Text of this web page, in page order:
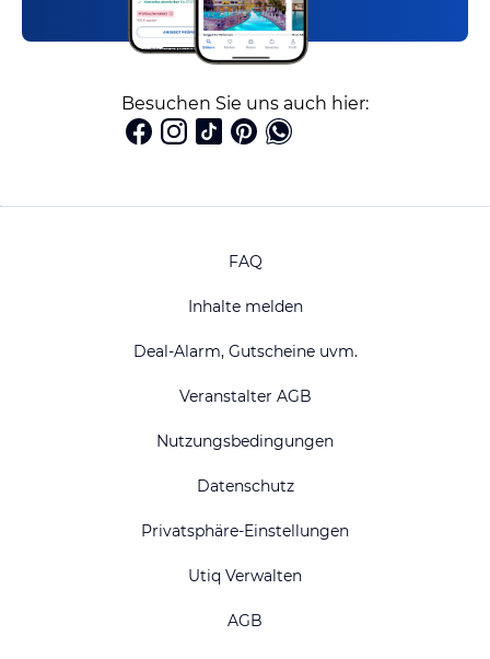
Besuchen Sie uns auch hier:
FAQ
Inhalte melden
Deal-Alarm, Gutscheine uvm.
Veranstalter AGB
Nutzungsbedingungen
Datenschutz
Privatsphäre-Einstellungen
Utiq Verwalten
AGB